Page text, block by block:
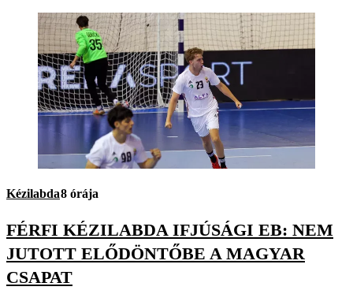
Kézilabda8 órája
FÉRFI KÉZILABDA IFJÚSÁGI EB: NEM
JUTOTT ELŐDÖNTŐBE A MAGYAR
CSAPAT